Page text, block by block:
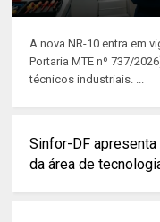
A nova NR-10 entra em
Portaria MTE nº 737/
técnicos industriais. ...
Sinfor-DF
da área de